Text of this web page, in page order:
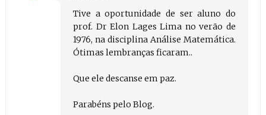
Tive a oportunidade de ser aluno do
prof. Dr Elon Lages Lima no verão de
1976, na disciplina Análise Matemática.
Ótimas lembranças ficaram..
Que ele descanse em paz.
Parabéns pelo Blog.